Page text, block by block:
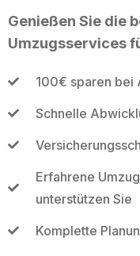
Genießen Sie die
Umzugsservices
100€ sparen bei
Schnelle
Erfahrene
unterstützen Sie
Komplette